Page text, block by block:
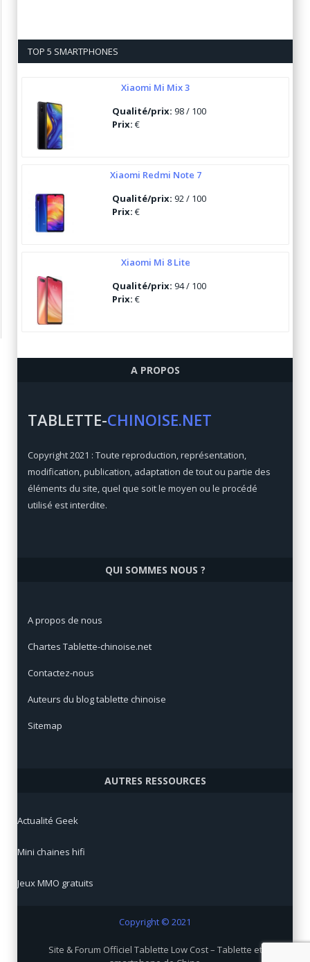
TOP 5 SMARTPHONES
Xiaomi Mi Mix 3
Qualité/prix: 98 / 100
Prix: €
Xiaomi Redmi Note 7
Qualité/prix: 92 / 100
Prix: €
Xiaomi Mi 8 Lite
Qualité/prix: 94 / 100
Prix: €
Qualité/prix:84 / 100
Qualité/prix:92 / 100
Prix: €
A PROPOS
TABLETTE-CHINOISE.NET
Copyright 2021 : Toute reproduction, représentation,
modification, publication, adaptation de tout ou partie des
éléments du site, quel que soit le moyen ou le procédé
utilisé est interdite.
QUI SOMMES NOUS ?
A propos de nous
Chartes Tablette-chinoise.net
Contactez-nous
Auteurs du blog tablette chinoise
Sitemap
AUTRES RESSOURCES
Actualité Geek
Mini chaines hifi
Jeux MMO gratuits
Copyright © 2021
Site & Forum Officiel Tablette Low Cost – Tablette et